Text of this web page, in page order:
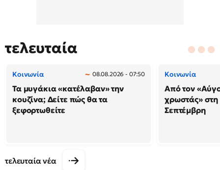
τελευταία
Κοινωνία 08.08.2026 - 07:50
Τα μυγάκια «κατέλαβαν» την
κουζίνα; Δείτε πώς θα τα
ξεφορτωθείτε
Κοινωνία
Από τον
χρωστάς»
Σεπτέμβρη
τελευταία νέα